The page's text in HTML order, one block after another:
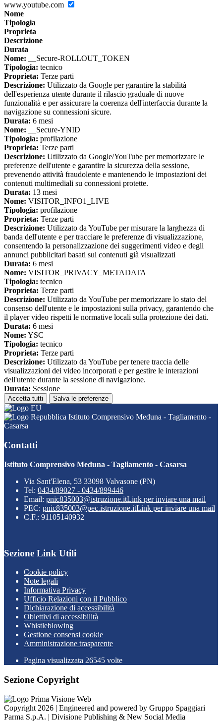
www.youtube.com
Nome
Tipologia
Proprieta
Descrizione
Durata
Nome: __Secure-ROLLOUT_TOKEN
Tipologia: tecnico
Proprieta: Terze parti
Descrizione: Utilizzato da Google per garantire la stabilità
dell'esperienza utente durante il rilascio graduale di nuove
funzionalità e per assicurare la coerenza dell'interfaccia durante la
navigazione su connessioni sicure.
Durata: 6 mesi
Nome: __Secure-YNID
Tipologia: profilazione
Proprieta: Terze parti
Descrizione: Utilizzato da Google/YouTube per memorizzare le
preferenze dell'utente e garantire la sicurezza della sessione,
prevenendo attività fraudolente e mantenendo le impostazioni dei
contenuti multimediali su connessioni protette.
Durata: 13 mesi
Nome: VISITOR_INFO1_LIVE
Tipologia: profilazione
Proprieta: Terze parti
Descrizione: Utilizzato da YouTube per misurare la larghezza di
banda dell'utente e per tracciare le preferenze di visualizzazione,
consentendo la personalizzazione dei suggerimenti video e degli
annunci pubblicitari basati sui contenuti già visualizzati
Durata: 6 mesi
Nome: VISITOR_PRIVACY_METADATA
Tipologia: tecnico
Proprieta: Terze parti
Descrizione: Utilizzato da YouTube per memorizzare lo stato del
consenso dell'utente e le impostazioni sulla privacy, garantendo che
il player video rispetti le normative locali sulla protezione dei dati.
Durata: 6 mesi
Nome: YSC
Tipologia: tecnico
Proprieta: Terze parti
Descrizione: Utilizzato da YouTube per tenere traccia delle
visualizzazioni dei video incorporati e per gestire le interazioni
dell'utente durante la sessione di navigazione.
Durata: Sessione
Accetta tutti Salva le preferenze
Istituto Comprensivo Meduna - Tagliamento -
Casarsa
Contatti
Istituto Comprensivo Meduna - Tagliamento - Casarsa
Via Sant'Elena, 53 33098 Valvasone (PN)
Tel: 0434/89027 - 0434/899446
Email: pnic835003@istruzione.itLink per inviare una mail
PEC: pnic835003@pec.istruzione.itLink per inviare una mail
C.F.: 91105140932
Sezione Link Utili
Cookie policy
Note legali
Informativa Privacy
Ufficio Relazioni con il Pubblico
Dichiarazione di accessibilità
Obiettivi di accessibilità
Whistleblowing
Gestione consensi cookie
Amministrazione trasparente
Pagina visualizzata 26545 volte
Sezione Copyright
Copyright 2026 | Engineered and powered by Gruppo Spaggiari
Parma S.p.A. | Divisione Publishing & New Social Media